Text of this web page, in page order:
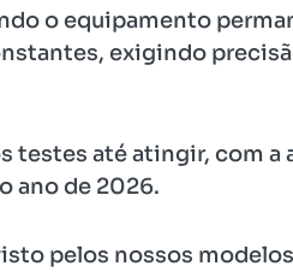
o equipamento
exigindo
testes até atingir, com
ano de 2026.
pelos nossos